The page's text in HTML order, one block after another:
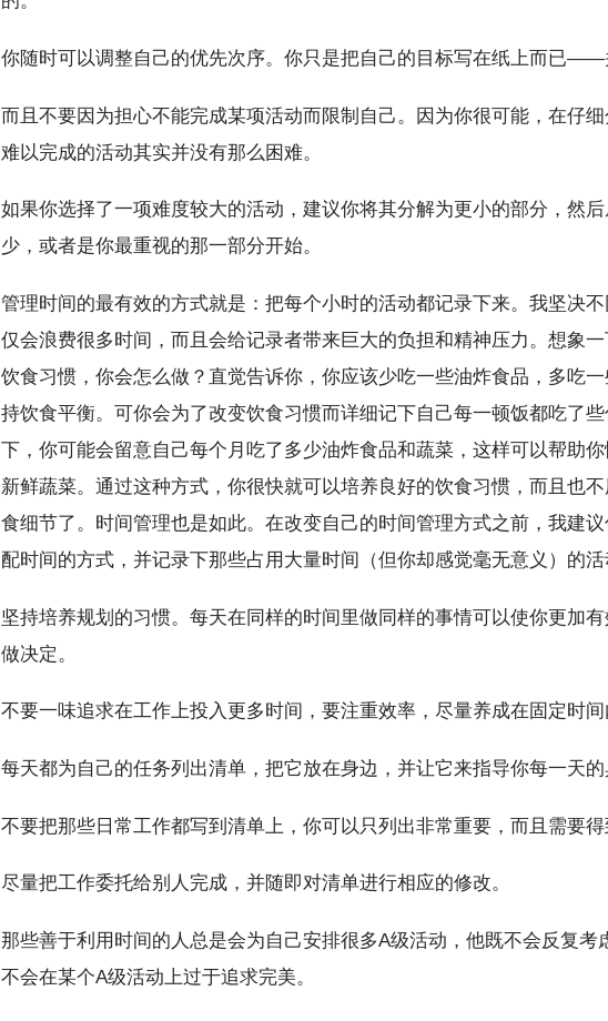
你随时可以调整自己的优先次序。你只是把自己的目标写在纸上而已——
而且不要因为担心不能完成某项活动而限制自己。因为你很可能，在仔
难以完成的活动其实并没有那么困难。
如果你选择了一项难度较大的活动，建议你将其分解为更小的部分，然
少，或者是你最重视的那一部分开始。
管理时间的最有效的方式就是：把每个小时的活动都记录下来。我坚决
仅会浪费很多时间，而且会给记录者带来巨大的负担和精神压力。想象
饮食习惯，你会怎么做？直觉告诉你，你应该少吃一些油炸食品，多吃
持饮食平衡。可你会为了改变饮食习惯而详细记下自己每一顿饭都吃了
下，你可能会留意自己每个月吃了多少油炸食品和蔬菜，这样可以帮助
新鲜蔬菜。通过这种方式，你很快就可以培养良好的饮食习惯，而且也
食细节了。时间管理也是如此。在改变自己的时间管理方式之前，我建
配时间的方式，并记录下那些占用大量时间（但你却感觉毫无意义）的活
坚持培养规划的习惯。每天在同样的时间里做同样的事情可以使你更加
做决定。
不要一味追求在工作上投入更多时间，要注重效率，尽量养成在固定时间
每天都为自己的任务列出清单，把它放在身边，并让它来指导你每一天的
不要把那些日常工作都写到清单上，你可以只列出非常重要，而且需要得
尽量把工作委托给别人完成，并随即对清单进行相应的修改。
那些善于利用时间的人总是会为自己安排很多A级活动，他既不会反复考
不会在某个A级活动上过于追求完美。